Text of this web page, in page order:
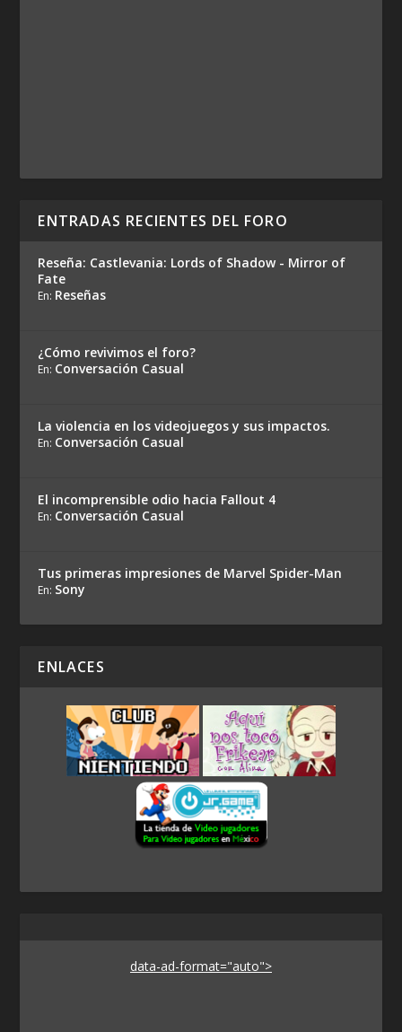
ENTRADAS RECIENTES DEL FORO
Reseña: Castlevania: Lords of Shadow - Mirror of
Fate
En: Reseñas
¿Cómo revivimos el foro?
En: Conversación Casual
La violencia en los videojuegos y sus impactos.
En: Conversación Casual
El incomprensible odio hacia Fallout 4
En: Conversación Casual
Tus primeras impresiones de Marvel Spider-Man
En: Sony
ENLACES
data-ad-format="auto">